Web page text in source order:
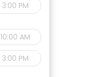
3:00 PM
10:00 AM
3:00 PM